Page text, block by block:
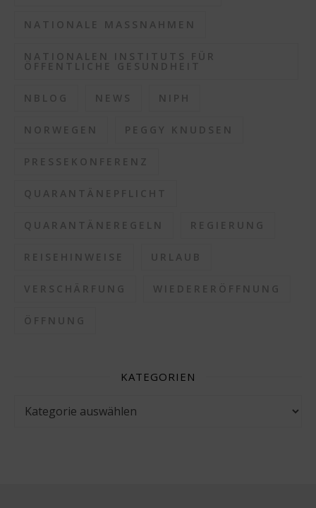
NATIONALE MASSNAHMEN
NATIONALEN INSTITUTS FÜR
ÖFFENTLICHE GESUNDHEIT
NBLOG NEWS NIPH
NORWEGEN PEGGY KNUDSEN
PRESSEKONFERENZ
QUARANTÄNEPFLICHT
QUARANTÄNEREGELN REGIERUNG
REISEHINWEISE URLAUB
VERSCHÄRFUNG WIEDERERÖFFNUNG
ÖFFNUNG
KATEGORIEN